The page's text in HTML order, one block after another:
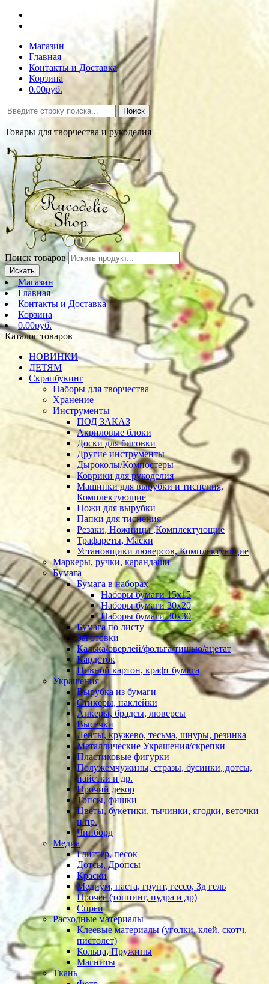
Магазин
Главная
Контакты и Доставка
Корзина
0.00руб.
Поиск
Товары для творчества и рукоделия
Поиск товаров
Искать
Магазин
Главная
Контакты и Доставка
Корзина
0.00руб.
Каталог товаров
НОВИНКИ
ДЕТЯМ
Скрапбукинг
Наборы для творчества
Хранение
Инструменты
ПОД ЗАКАЗ
Акриловые блоки
Доски для биговки
Другие инструменты
Дыроколы/Компостеры
Коврики для рукоделия
Машинки для вырубки и тиснения,
Комплектующие
Ножи для вырубки
Папки для тиснения
Резаки, Ножницы ,Комплектующие
Трафареты, Маски
Установщики люверсов, Комплектующие
Маркеры, ручки, карандаши
Бумага
Бумага в наборах
Наборы бумаги 15х15
Наборы бумаги 20х20
Наборы бумаги 30х30
Бумага по листу
Заготовки
Калька/оверлей/фольга/тишью/ацетат
Кардсток
Пивной картон, крафт бумага
Украшения
Вырубка из бумаги
Стикеры, наклейки
Анкеры, брадсы, люверсы
Высечки
Ленты, кружево, тесьма, шнуры, резинка
Металлические Украшения/скрепки
Пластиковые фигурки
Полужемчужины, стразы, бусинки, дотсы,
пайетки и др.
Прочий декор
Топсы, фишки
Цветы, букетики, тычинки, ягодки, веточки
и пр.
Чипборд
Медиа
Глиттер, песок
Дотсы, Дропсы
Краски
Медиум, паста, грунт, гессо, 3д гель
Прочее (топпинг, пудра и др)
Спреи
Расходные материалы
Клеевые материалы (уголки, клей, скотч,
пистолет)
Кольца, Пружины
Магниты
Ткань